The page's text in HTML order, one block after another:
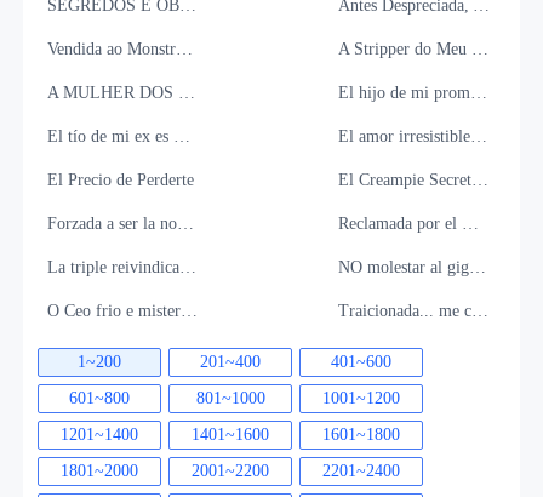
SEGREDOS E OBSESSÃO Antes Despreciada, Ahora Su Mayor Error
Vendida ao Monstro do Norte A Stripper do Meu Marido
A MULHER DOS CINCOS MAFIOSOS RUSSOS El hijo de mi prometido me desea
El tío de mi ex es mi Destino El amor irresistible de mi jefe
El Precio de Perderte El Creampie Secreto De Daddy
Forzada a ser la novia del rey de la mafia Reclamada por el Multimillonario
La triple reivindicación de Alpha: Su vínculo con la Semilla NO molestar al gigante
O Ceo frio e misterioso que se apaixonou pela sua empregada Traicionada... me casé con su enemigo
1~200 201~400
401~600
601~800
801~1000
1001~1200
1201~1400
1401~1600
1601~1800
1801~2000
2001~2200
2201~2400